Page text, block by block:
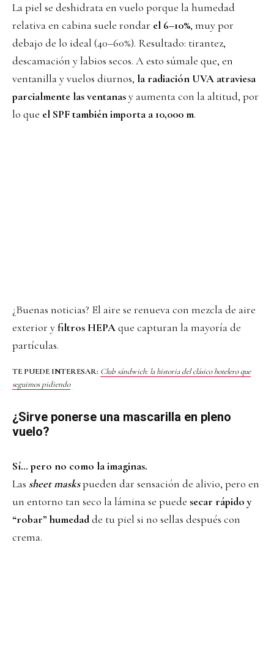
La piel se deshidrata en vuelo porque la humedad
relativa en cabina suele rondar el 6–10%, muy por
debajo de lo ideal (40–60%). Resultado: tirantez,
descamación y labios secos. A esto súmale que, en
ventanilla y vuelos diurnos, la radiación UVA atraviesa
parcialmente las ventanasy aumenta con la altitud, por
lo que el SPF también importa a 10,000 m.
¿Buenas noticias? El aire se renueva con mezcla de aire
exterior yfiltros HEPAque capturan la mayoría de
partículas.
TE PUEDE INTERESAR: Club sándwich: la historia del clásico hotelero que
seguimos pidiendo
¿Sirve ponerse una mascarilla en pleno
vuelo?
Sí… pero no como la imaginas.
Las sheet maskspueden dar sensación de alivio, pero en
un entorno tan seco la lámina se puede secar rápido y
“robar” humedadde tu piel si no sellas después con
crema.